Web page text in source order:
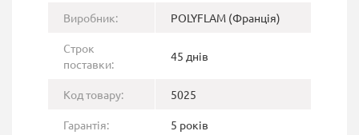
Виробник: POLYFLAM (Франція)
Строк
поставки:
45 днів
Код товару: 5025
Гарантія: 5 років